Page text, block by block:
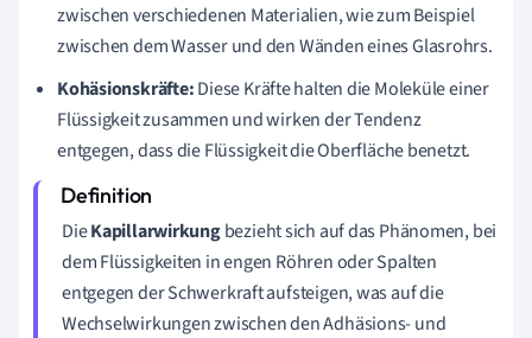
zwischen verschiedenen Materialien, wie zum Beispiel
zwischen dem Wasser und den Wänden eines Glasrohrs.
Kohäsionskräfte:Diese Kräfte halten die Moleküle einer
Flüssigkeit zusammen und wirken der Tendenz
entgegen, dass die Flüssigkeit die Oberfläche benetzt.
DieKapillarwirkungbezieht sich auf das Phänomen, bei
dem Flüssigkeiten in engen Röhren oder Spalten
entgegen der Schwerkraft aufsteigen, was auf die
Wechselwirkungen zwischen den Adhäsions- und